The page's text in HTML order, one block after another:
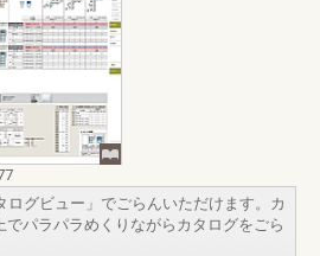
ログビュー」でごらんいただけます。カ
でパラパラめくりながらカタログをごら